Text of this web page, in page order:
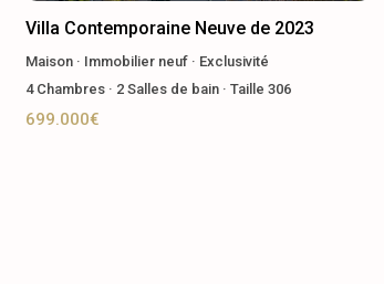
Villa Contemporaine Neuve de 2023
Maison · Immobilier neuf · Exclusivité
4Chambres · 2 Salles de bain · Taille 306
699.000€